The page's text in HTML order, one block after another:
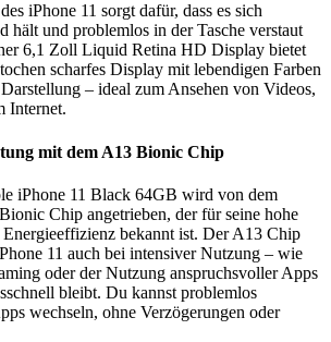
iPhone 11 sorgt dafür, dass es sich
hält und problemlos in der Tasche verstaut
6,1 Zoll Liquid Retina HD Display bietet
scharfes Display mit lebendigen Farben
– ideal zum Ansehen von Videos,
Internet.
mit dem A13 Bionic Chip
iPhone 11 Black 64GB wird von dem
Chip angetrieben, der für seine hohe
bekannt ist. Der A13 Chip
11 auch bei intensiver Nutzung – wie
oder der Nutzung anspruchsvoller Apps
bleibt. Du kannst problemlos
wechseln, ohne Verzögerungen oder